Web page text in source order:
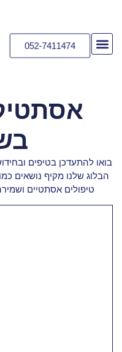
052-7411474
בואו להתעדכן בטיפים
הבלוג שלנו מקיף נושאים
טיפולים אסתטיים